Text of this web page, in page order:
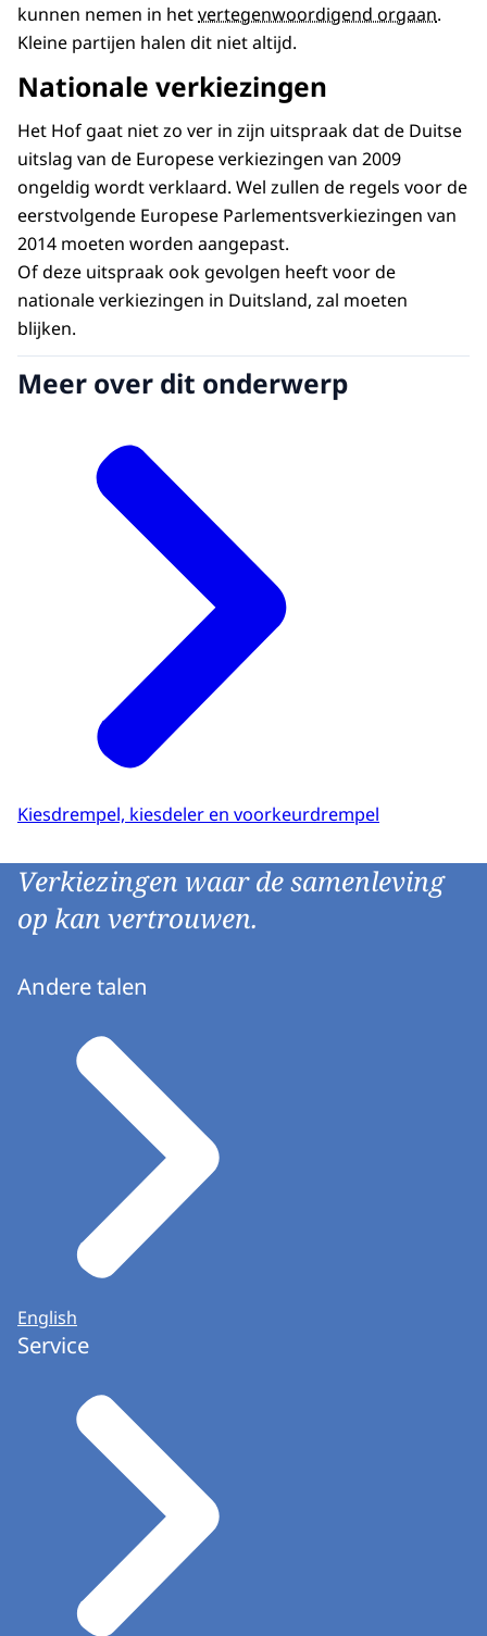
kunnen nemen in hetvertegenwoordigend orgaan.
Kleine partijen halen dit niet altijd.
Nationale verkiezingen
Het Hof gaat niet zo ver in zijn uitspraak dat de Duitse
uitslag van de Europese verkiezingen van 2009
ongeldig wordt verklaard. Wel zullen de regels voor de
eerstvolgende Europese Parlementsverkiezingen van
2014 moeten worden aangepast.
Of deze uitspraak ook gevolgen heeft voor de
nationale verkiezingen in Duitsland, zal moeten
blijken.
Meer over dit onderwerp
Kiesdrempel, kiesdeler en voorkeurdrempel
Verkiezingen waar de samenleving
op kan vertrouwen.
Andere talen
English
Service